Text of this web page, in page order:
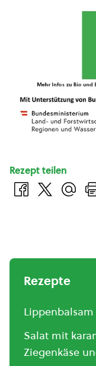
Rezept teilen
Rezepte
Lippenbalsam
Salat mit
Ziegenkäse